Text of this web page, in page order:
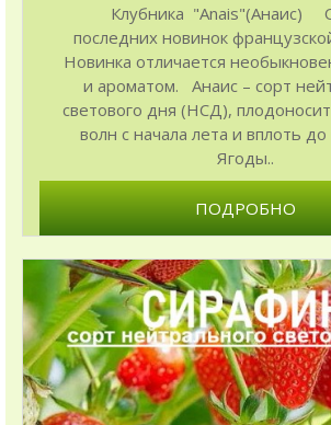
Клубника "Anais"(Анаис)
последних новинок
Новинка отличается
и ароматом. Анаис – сорт
светового дня (НСД),
волн с начала лета и вплоть
Ягоды..
ПОДРОБНО